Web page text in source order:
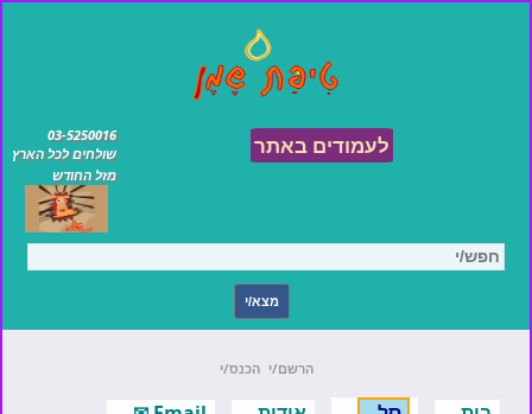
03-5250016
שולחים לכל הארץ
מזל החודש
לעמודים באתר
הרשם/י הכנס/י